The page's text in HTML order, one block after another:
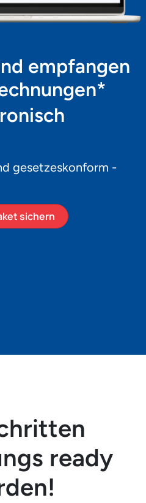
empfangen
gesetzeskonform -
sichern
ready